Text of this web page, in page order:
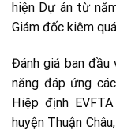
hiện Dự án từ
Giám đốc kiêm
Đánh giá ban đầu
năng đáp ứng
Hiệp định
huyện Thuận